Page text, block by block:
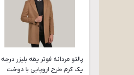
پالتو مردانه فوتر یقه بلیزر درجه
یک کرم طرح اروپایی با دوخت